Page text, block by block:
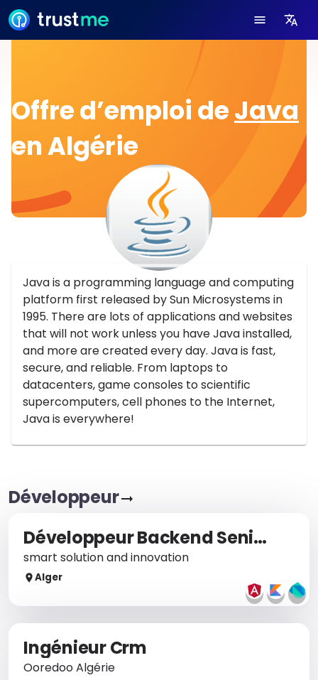
Offre d’emploi deJava
en Algérie
Java is a programming language and computing
platform first released by Sun Microsystems in
1995. There are lots of applications and websites
that will not work unless you have Java installed,
and more are created every day. Java is fast,
secure, and reliable. From laptops to
datacenters, game consoles to scientific
supercomputers, cell phones to the Internet,
Java is everywhere!
Développeur
Développeur Backend Senior | Freelance
smart solution and innovation
Alger
Ingénieur Crm
Ooredoo Algérie